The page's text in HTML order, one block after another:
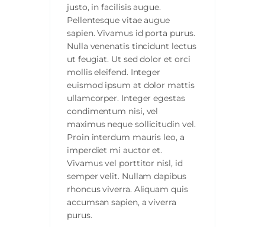
justo, in facilisis augue.
Pellentesque vitae augue
sapien. Vivamus id porta purus.
Nulla venenatis tincidunt lectus
ut feugiat. Ut sed dolor et orci
mollis eleifend. Integer
euismod ipsum at dolor mattis
ullamcorper. Integer egestas
condimentum nisi, vel
maximus neque sollicitudin vel.
Proin interdum mauris leo, a
imperdiet mi auctor et.
Vivamus vel porttitor nisl, id
semper velit. Nullam dapibus
rhoncus viverra. Aliquam quis
accumsan sapien, a viverra
purus.